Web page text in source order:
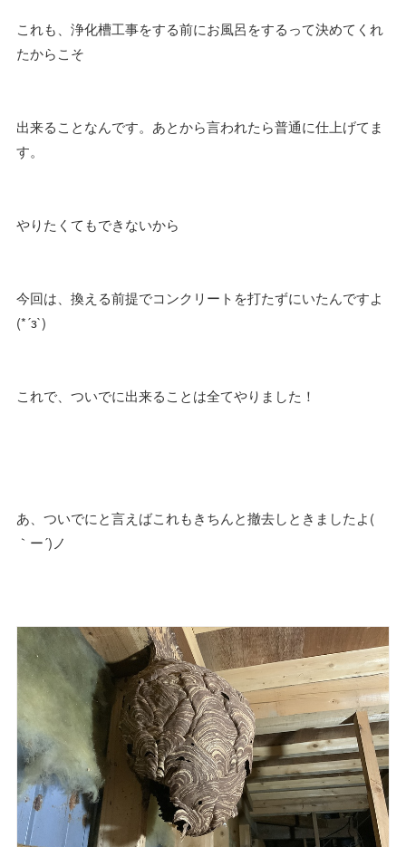
これも、浄化槽工事をする前にお風呂をするって決めてくれ
たからこそ
出来ることなんです。あとから言われたら普通に仕上げてま
す。
やりたくてもできないから
今回は、換える前提でコンクリートを打たずにいたんですよ
(*´з`)
これで、ついでに出来ることは全てやりました！
あ、ついでにと言えばこれもきちんと撤去しときましたよ(
｀ー´)ノ